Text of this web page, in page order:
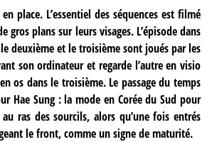
place. L’essentiel des séquences est filmé
plans sur leurs visages. L’épisode dans
deuxième et le troisième sont joués par les
son ordinateur et regarde l’autre en visio
os dans le troisième. Le passage du temps
Hae Sung : la mode en Corée du Sud pour
ras des sourcils, alors qu’une fois entrés
le front, comme un signe de maturité.